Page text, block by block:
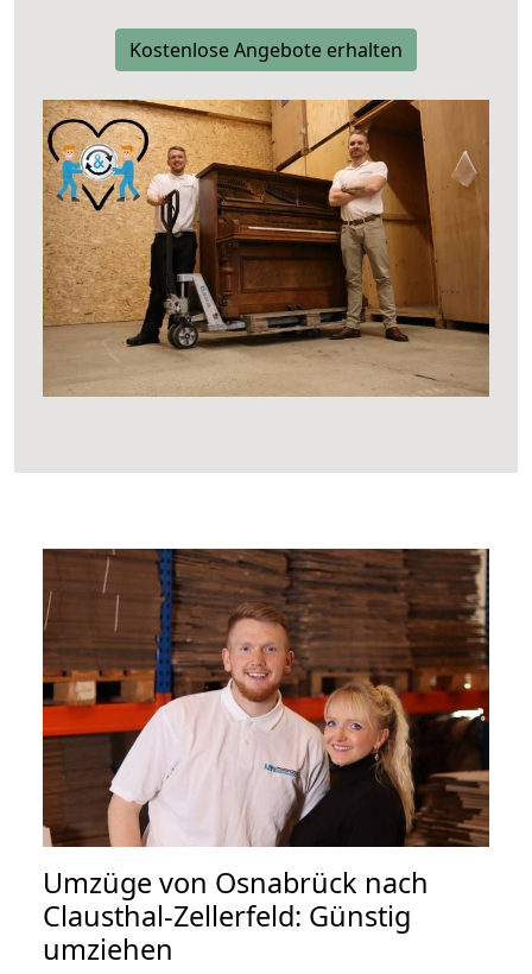
Kostenlose Angebote erhalten
Umzüge von Osnabrück nach
Clausthal-Zellerfeld: Günstig
umziehen